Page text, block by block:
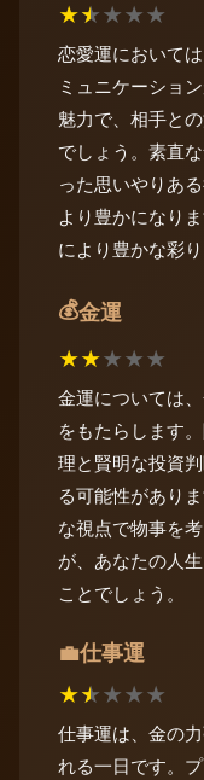
★★★★★
恋愛運において
ミュニケーショ
魅力で、相手と
でしょう。素直
った思いやりあ
より豊かになり
により豊かな彩
💰金運
★★★★★
金運については
をもたらします
理と賢明な投資
る可能性があり
な視点で物事を
が、あなたの人
ことでしょう。
💼仕事運
★★★★★
仕事運は、金の
れる一日です。